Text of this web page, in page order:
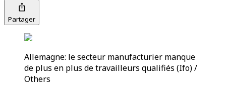
Partager
Allemagne: le secteur manufacturier manque
de plus en plus de travailleurs qualifiés (Ifo) /
Others